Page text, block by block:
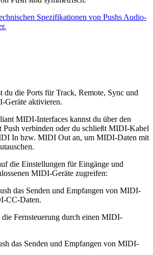
Spezifikationen von Pushs Audio-
die Ports für Track, Remote, Sync und
Geräte aktivieren.
MIDI-Interfaces kannst du über den
verbinden oder du schließt MIDI-Kabel
In bzw. MIDI Out an, um MIDI-Daten mit
die Einstellungen für Eingänge und
MIDI-Geräte zugreifen:
das Senden und Empfangen von MIDI-
CC-Daten.
die Fernsteuerung durch einen MIDI-
das Senden und Empfangen von MIDI-